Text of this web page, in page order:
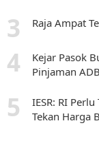
Raja Ampat
Kejar Pasok
Pinjaman
IESR: RI
Tekan Harga